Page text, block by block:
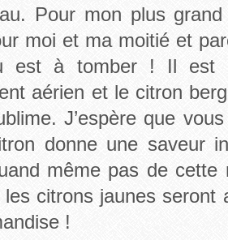
Pour mon plus grand
moi et ma moitié et
est à tomber ! Il est
aérien et le citron
J’espère que
donne une saveur
même pas de cette
les citrons jaunes seront
!